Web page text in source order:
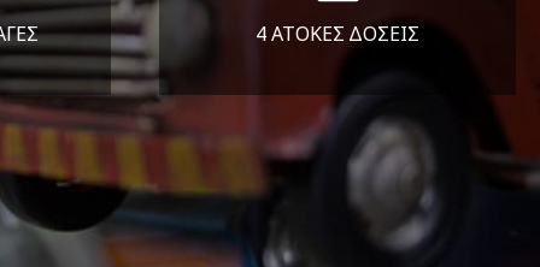
4 ΑΤΟΚΕΣ ΔΟΣΕΙΣ
Υποστηρίζουμε μέχρι και 4
άτοκες δόσεις